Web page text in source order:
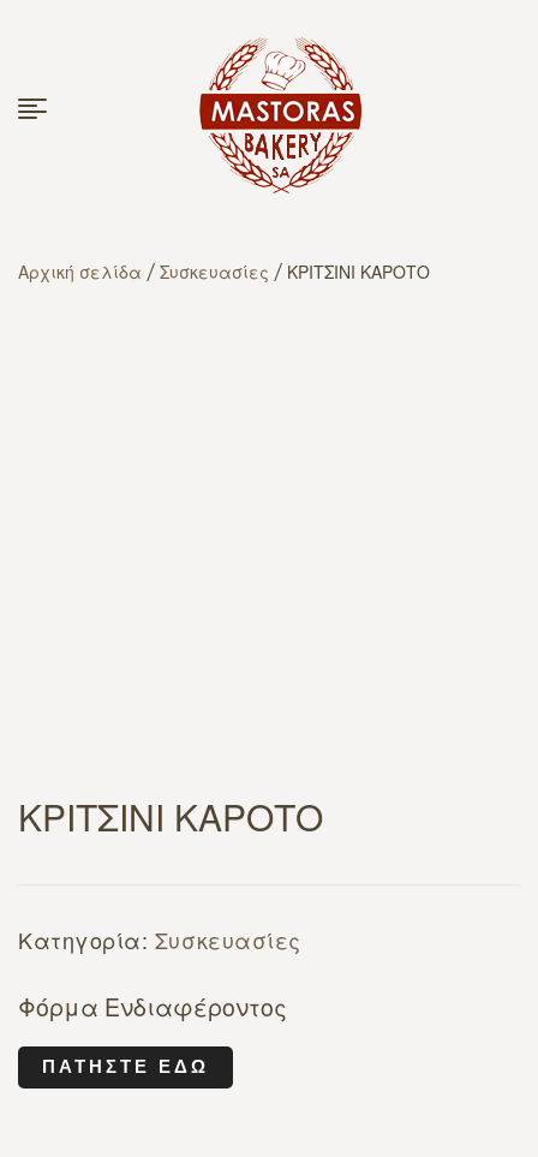
Αρχική σελίδα / Συσκευασίες / ΚΡΙΤΣΙΝΙ ΚΑΡΟΤΟ
ΚΡΙΤΣΙΝΙ ΚΑΡΟΤΟ
Κατηγορία: Συσκευασίες
Φόρμα Ενδιαφέροντος
ΠΑΤΉΣΤΕ ΕΔΏ